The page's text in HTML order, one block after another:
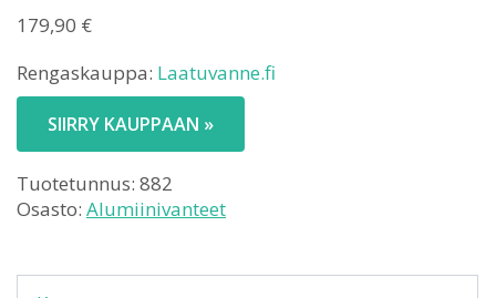
179,90 €
Rengaskauppa: Laatuvanne.fi
SIIRRY KAUPPAAN »
Tuotetunnus: 882
Osasto: Alumiinivanteet